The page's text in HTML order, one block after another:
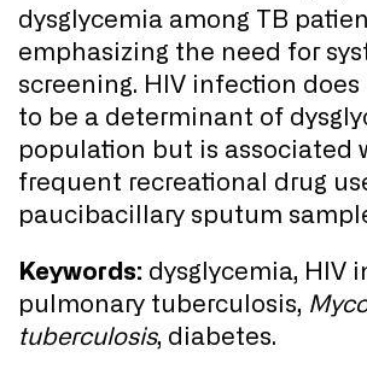
dysglycemia among TB
emphasizing the need for
screening. HIV infection
to be a determinant of
population but is associated
frequent recreational drug
paucibacillary sputum
Keywords: dysglycemia, HIV
pulmonary tuberculosis,
tuberculosis, diabetes.